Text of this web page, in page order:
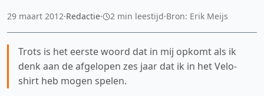
29 maart 2012·Redactie· 2 min leestijd·Bron: Erik Meijs
Trots is het eerste woord dat in mij opkomt als ik
denk aan de afgelopen zes jaar dat ik in het Velo-
shirt heb mogen spelen.